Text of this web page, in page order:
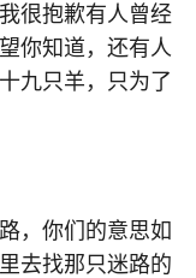
很抱歉有人曾经
你知道，还有人
九只羊，只为了
，你们的意思如
去找那只迷路的